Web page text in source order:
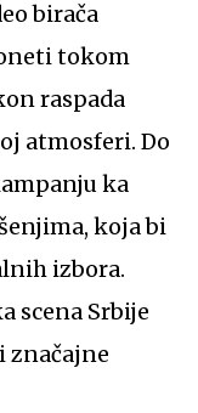
birača
tokom
raspada
atmosferi. Do
ka
koja bi
izbora.
scena Srbije
značajne